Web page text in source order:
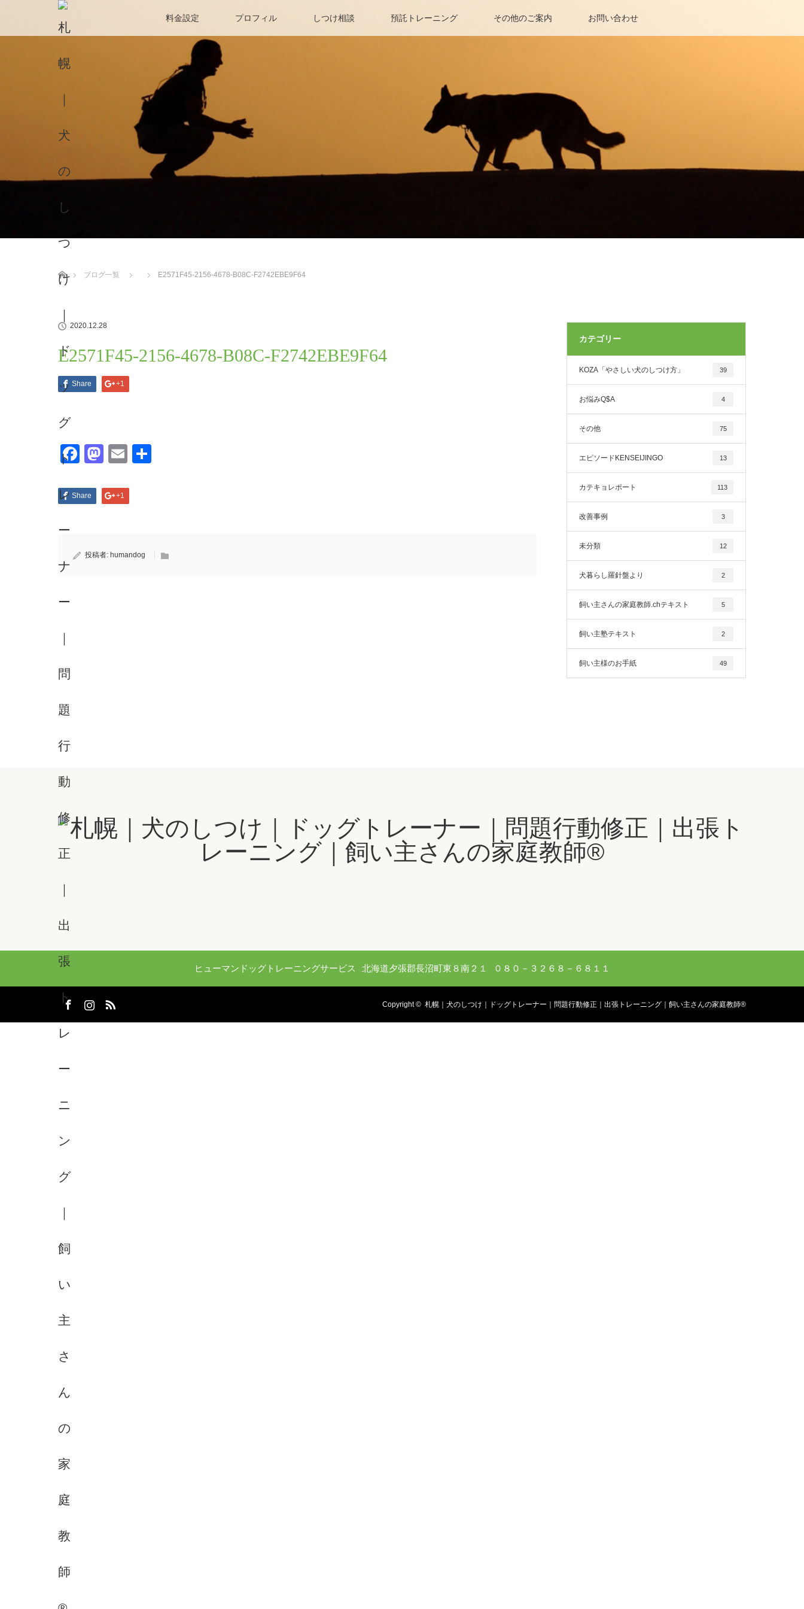
料金設定 プロフィル しつけ相談 預託トレーニング その他のご案内 お問い合わせ
ブログ一覧
E2571F45-2156-4678-B08C-F2742EBE9F64
2020.12.28
E2571F45-2156-4678-B08C-F2742EBE9F64
Share +1
Facebook
Mastodon
Email
Share +1
投稿者: humandog
カテゴリー
KOZA「やさしい犬のしつけ方」 39
お悩みQ$A 4
その他 75
エピソードKENSEIJINGO 13
カテキョレポート 113
改善事例 3
未分類 12
犬暮らし羅針盤より 2
飼い主さんの家庭教師.chテキスト 5
飼い主塾テキスト 2
飼い主様のお手紙 49
ヒューマンドッグトレーニングサービス 北海道夕張郡長沼町東８南２１ ０８０－３２６８－６８１１
Copyright © 札幌｜犬のしつけ｜ドッグトレーナー｜問題行動修正｜出張トレーニング｜飼い主さんの家庭教師®️